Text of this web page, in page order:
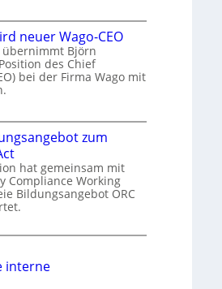
neuer Wago-CEO
übernimmt Björn
des Chief
bei der Firma Wago mit
zum
hat gemeinsam mit
Compliance Working
Bildungsangebot ORC
interne